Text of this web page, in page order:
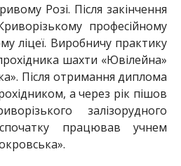
Розі. Після закінчення
професійному
ліцеї. Виробничу практику
шахти «Ювілейна»
Після отримання диплома
а через рік пішов
залізорудного
працював учнем